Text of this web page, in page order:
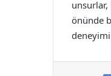
unsurlar,
önünde